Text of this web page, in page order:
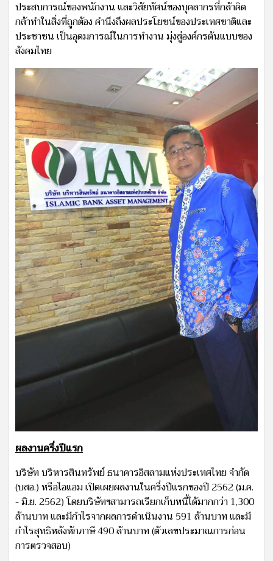
ประสบการณ์ของพนักงาน และวิสัยทัศน์ของบุคลากรที่กล้าคิด
กล้าทำในสิ่งที่ถูกต้อง คำนึงถึงผลประโยชน์ของประเทศชาติและ
ประชาชน เป็นอุดมการณ์ในการทำงาน มุ่งสู่องค์กรต้นแบบของ
สังคมไทย
ผลงานครึ่งปีแรก
บริษัท บริหารสินทรัพย์ ธนาคารอิสลามแห่งประเทศไทย จำกัด
(บสอ.) หรือไอแอม เปิดเผยผลงานในครึ่งปีแรกของปี 2562 (ม.ค.
- มิ.ย. 2562) โดยบริษัทฯสามารถเรียกเก็บหนี้ได้มากกว่า 1,300
ล้านบาท และมีกำไรจากผลการดำเนินงาน 591 ล้านบาท และมี
กำไรสุทธิหลังหักภาษี 490 ล้านบาท (ตัวเลขประมาณการก่อน
การตรวจสอบ)